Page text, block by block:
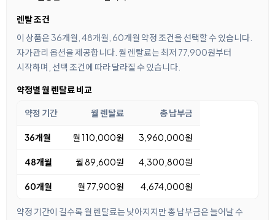
렌탈 조건
이 상품은 36개월, 48개월, 60개월 약정 조건을 선택할 수 있습니다.
자가관리 옵션을 제공합니다. 월 렌탈료는 최저 77,900원부터
시작하며, 선택 조건에 따라 달라질 수 있습니다.
약정별 월 렌탈료 비교
약정 기간 월 렌탈료 총 납부금
36개월 월 110,000원 3,960,000원
48개월 월 89,600원 4,300,800원
60개월 월 77,900원 4,674,000원
약정 기간이 길수록 월 렌탈료는 낮아지지만 총 납부금은 늘어날 수